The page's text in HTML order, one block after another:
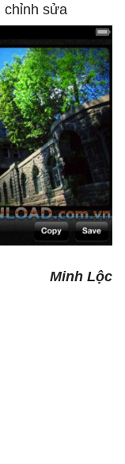
chỉnh sửa
Minh Lộc